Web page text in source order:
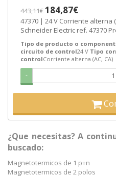
443,11€184,87€
47370 | 24 V Corriente alterna (AC, CA) Bobina de disparo de
Schneider Electric ref. 47370
Tipo de producto o
circuito de control24 V Tipo
controlCorriente alterna (AC, CA)
-
¿Que necesitas? A
buscado:
Magnetotermicos de 1 p+n
Magnetotermicos de 2 polos